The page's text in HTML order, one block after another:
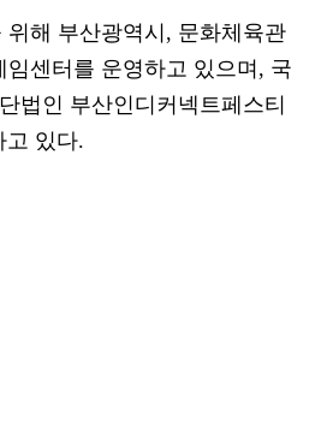
해 부산광역시, 문화체육관
센터를 운영하고 있으며, 국
법인 부산인디커넥트페스티
고 있다.